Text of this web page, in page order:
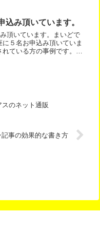
込み頂いています。
頂いています。まいどで
５名お申込み頂いていま
ている方の事例です。公
のネット通販
事の効果的な書き方